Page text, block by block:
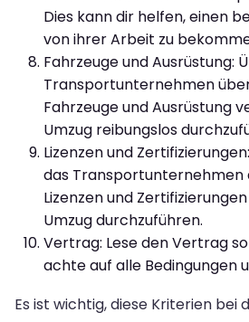
Dies kann dir helfen, einen
von ihrer Arbeit zu
Fahrzeuge und Ausrüstung:
Transportunternehmen
Fahrzeuge und Ausrüstung
Umzug reibungslos
Lizenzen und
das
Lizenzen und
Umzug durchzuführen.
Vertrag: Lese den Vertrag
achte auf alle Bedingungen
Es ist wichtig, diese Kriterien bei